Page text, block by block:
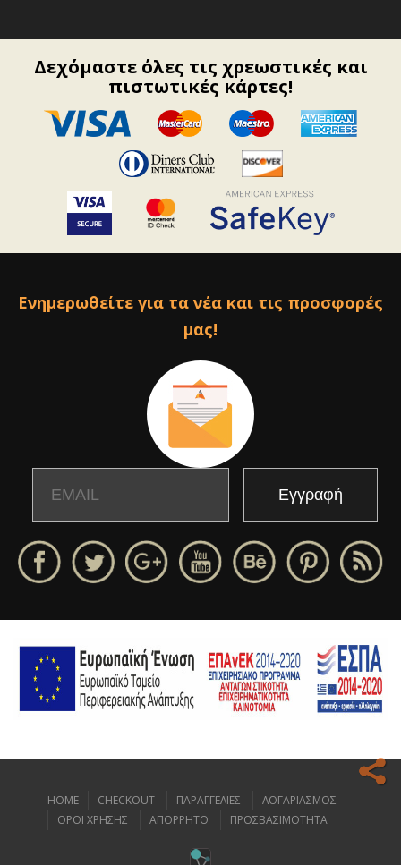
Δεχόμαστε όλες τις χρεωστικές και
πιστωτικές κάρτες!
Ενημερωθείτε για τα νέα και τις προσφορές
μας!
Ο ιστοχώρος μας κάνει χρήση cookies για να σας προσφέρει την
HOME CHECKOUT ΠΑΡΑΓΓΕΛΙΕΣ
ΛΟΓΑΡΙΑΣΜΟΣ
ΟΡΟΙ ΧΡΗΣΗΣ
ΑΠΟΡΡΗΤΟ ΠΡΟΣΒΑΣΙΜΟΤΗΤΑ